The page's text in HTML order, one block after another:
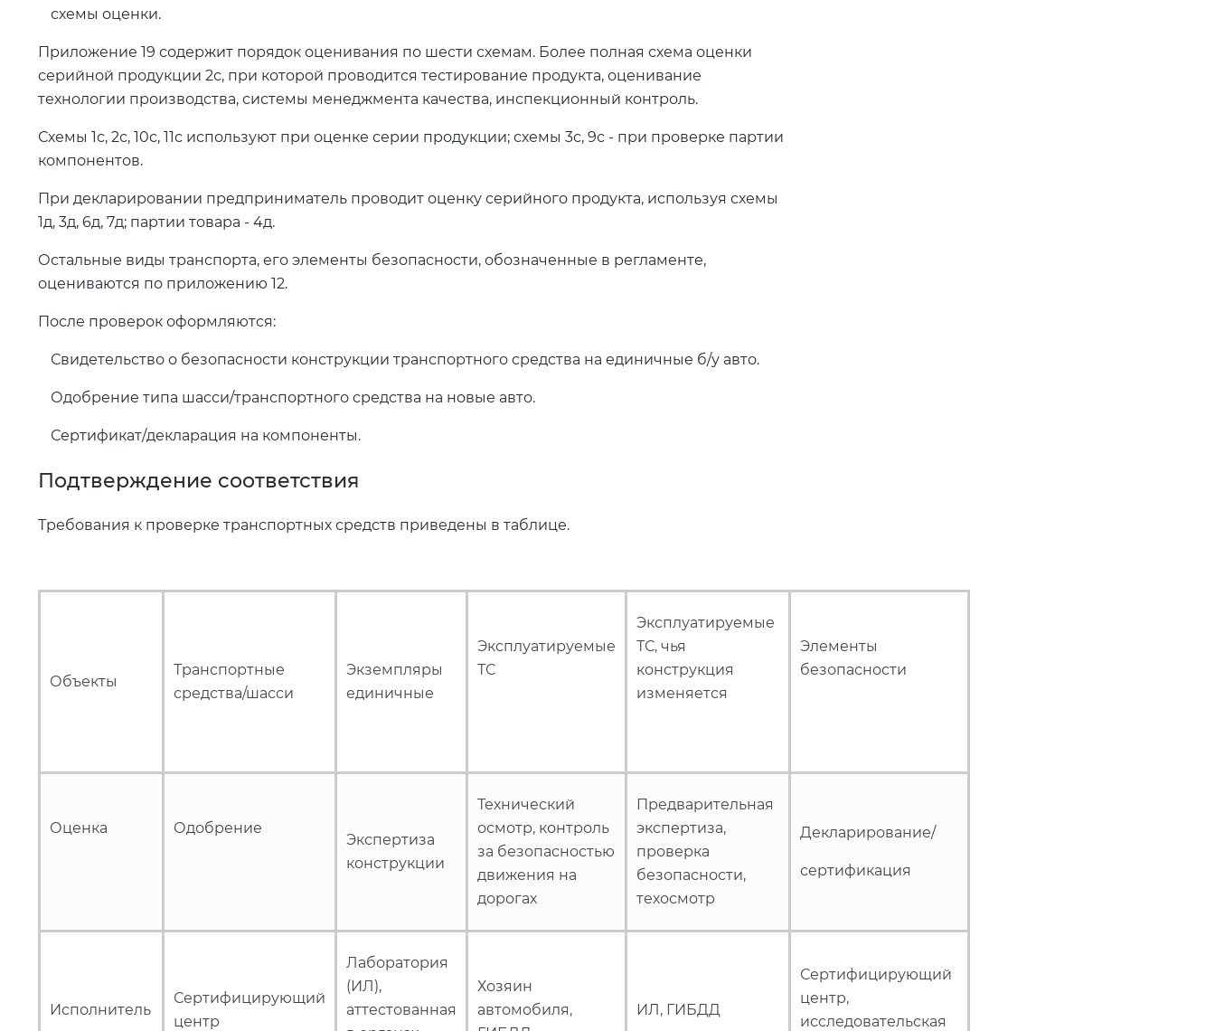
схемы оценки.
Приложение 19 содержит порядок оценивания по шести схемам. Более полная схема оценки
серийной продукции 2с, при которой проводится тестирование продукта, оценивание
технологии производства, системы менеджмента качества, инспекционный контроль.
Схемы 1с, 2с, 10с, 11с используют при оценке серии продукции; схемы 3с, 9с - при проверке партии
компонентов.
При декларировании предприниматель проводит оценку серийного продукта, используя схемы
1д, 3д, 6д, 7д; партии товара - 4д.
Остальные виды транспорта, его элементы безопасности, обозначенные в регламенте,
оцениваются по приложению 12.
После проверок оформляются:
Свидетельство о безопасности конструкции транспортного средства на единичные б/у авто.
Одобрение типа шасси/транспортного средства на новые авто.
Сертификат/декларация на компоненты.
Подтверждение соответствия
Требования к проверке транспортных средств приведены в таблице.
Объекты
Транспортные
средства/шасси
Экземпляры
единичные
Эксплуатируемые
ТС
Эксплуатируемые
ТС, чья
конструкция
изменяется
Элементы
безопасности
Оценка Одобрение
Экспертиза
конструкции
Технический
осмотр, контроль
за безопасностью
движения на
дорогах
Предварительная
экспертиза,
проверка
безопасности,
техосмотр
Декларирование/
сертификация
Исполнитель
Сертифицирующий
центр
Лаборатория
(ИЛ),
аттестованная
Хозяин
автомобиля,
ИЛ, ГИБДД
Сертифицирующий
центр,
исследовательская